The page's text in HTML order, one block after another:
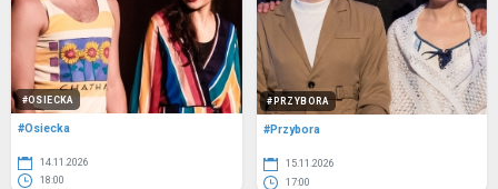
#OSIECKA
#Osiecka
14.11.2026
18:00
#PRZYBORA
#Przybora
15.11.2026
17:00